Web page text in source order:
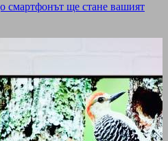
смартфонът ще стане вашият